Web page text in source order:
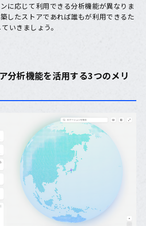
に応じて利用できる分析機能が異なりま
したストアであれば誰もが利用できるた
いきましょう。
分析機能を活用する3つのメリ